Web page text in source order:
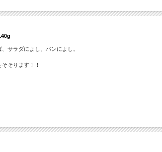
サラダによし、パンによし。
そります！！